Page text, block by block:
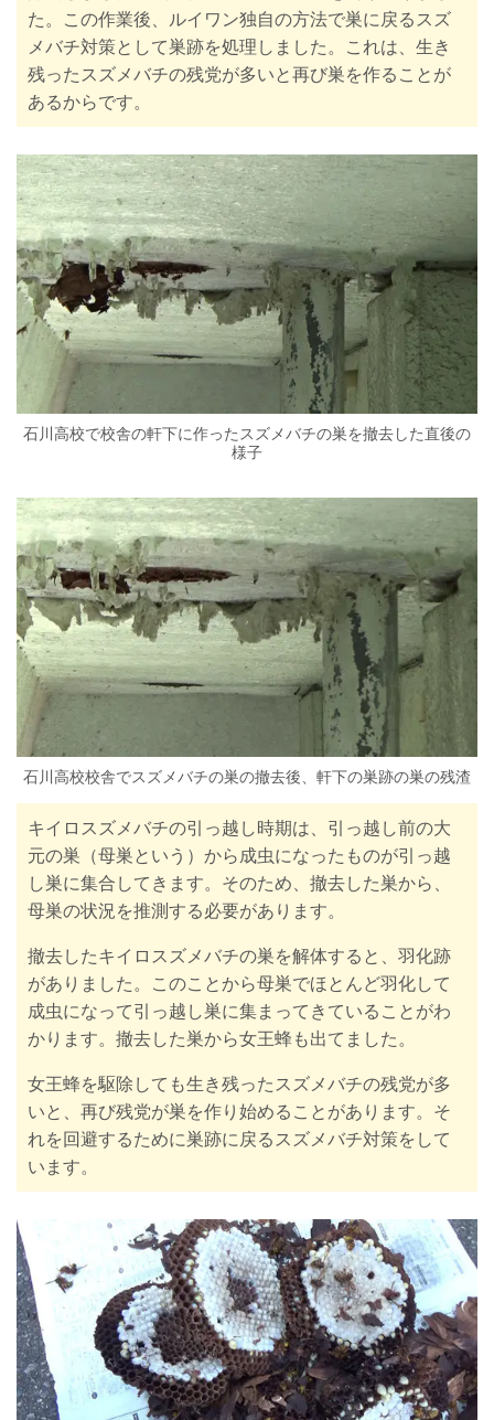
た。この作業後、ルイワン独自の方法で巣に戻るスズ
メバチ対策として巣跡を処理しました。これは、生き
残ったスズメバチの残党が多いと再び巣を作ることが
あるからです。
石川高校で校舎の軒下に作ったスズメバチの巣を撤去した直後の
様子
石川高校校舎でスズメバチの巣の撤去後、軒下の巣跡の巣の残渣
キイロスズメバチの引っ越し時期は、引っ越し前の大
元の巣（母巣という）から成虫になったものが引っ越
し巣に集合してきます。そのため、撤去した巣から、
母巣の状況を推測する必要があります。
撤去したキイロスズメバチの巣を解体すると、羽化跡
がありました。このことから母巣でほとんど羽化して
成虫になって引っ越し巣に集まってきていることがわ
かります。撤去した巣から女王蜂も出てました。
女王蜂を駆除しても生き残ったスズメバチの残党が多
いと、再び残党が巣を作り始めることがあります。そ
れを回避するために巣跡に戻るスズメバチ対策をして
います。